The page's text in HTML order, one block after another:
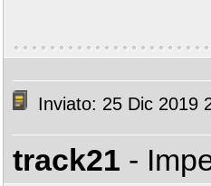
Inviato: 25 Dic 2019
track21 -